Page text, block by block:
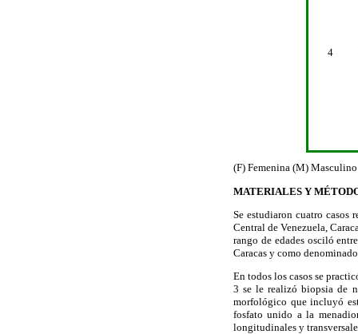
4
(F) Femenina (M)
MATERIALES Y
Se estudiaron cuatro
Central de Venezuela,
rango de edades osciló
Caracas y como
En todos los casos se
3 se le realizó biopsia de
morfológico que incluyó
fosfato unido a la
longitudinales y